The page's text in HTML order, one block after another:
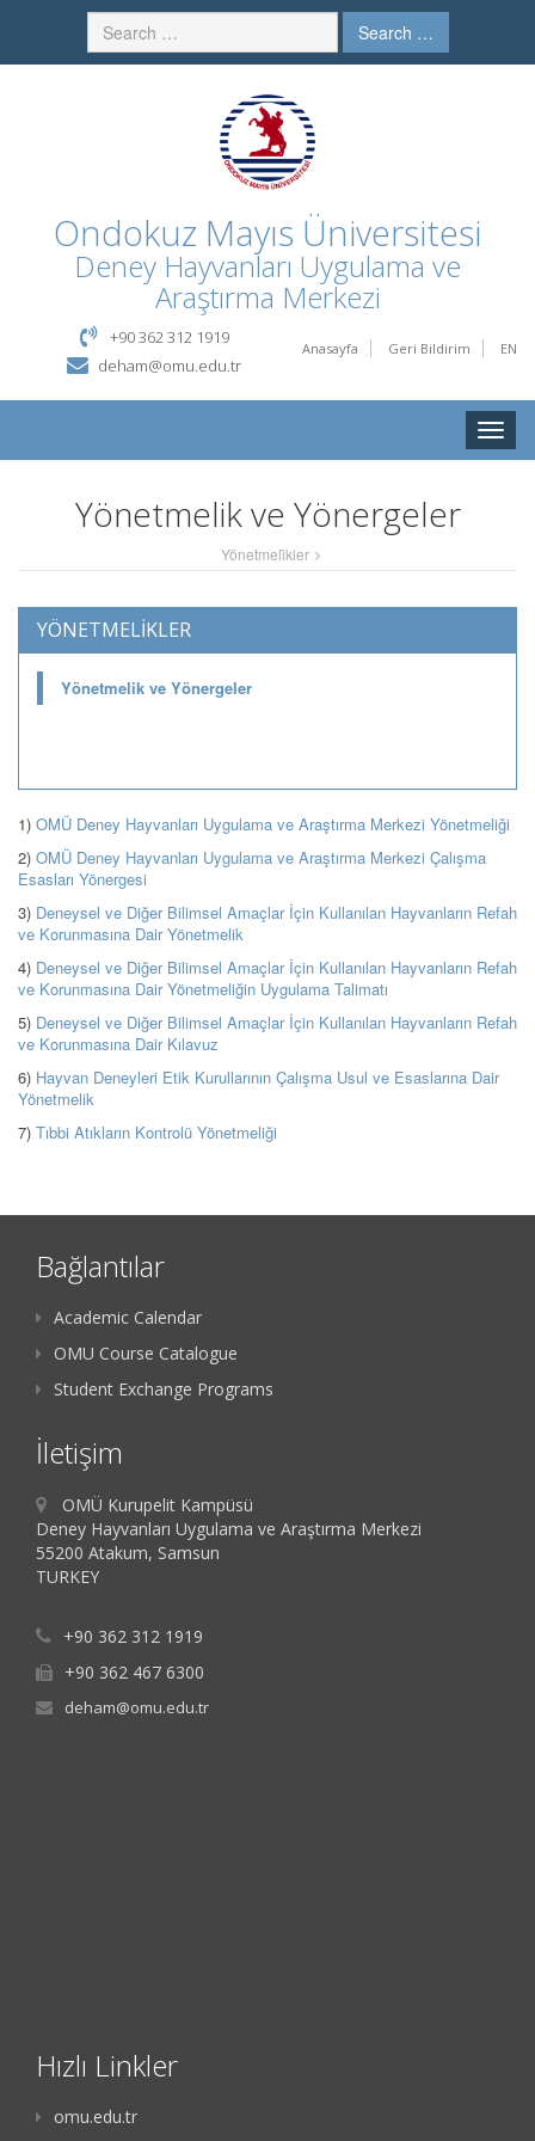
Search …
Ondokuz Mayıs Üniversitesi
Deney Hayvanları Uygulama ve
Araştırma Merkezi
Anasayfa Geri Bildirim EN
+90 362 312 1919
deham@omu.edu.tr
Toggle
Yönetmelik ve Yönergeler
Yönetmeli̇kler
YÖNETMELİKLER
Yönetmelik ve Yönergeler
1) OMÜ Deney Hayvanları Uygulama ve Araştırma Merkezi Yönetmeliği
2) OMÜ Deney Hayvanları Uygulama ve Araştırma Merkezi Çalışma
Esasları Yönergesi
3) Deneysel ve Diğer Bilimsel Amaçlar İçin Kullanılan Hayvanların Refah
ve Korunmasına Dair Yönetmelik
4) Deneysel ve Diğer Bilimsel Amaçlar İçin Kullanılan Hayvanların Refah
ve Korunmasına Dair Yönetmeliğin Uygulama Talimatı
5) Deneysel ve Diğer Bilimsel Amaçlar İçin Kullanılan Hayvanların Refah
ve Korunmasına Dair Kılavuz
6) Hayvan Deneyleri Etik Kurullarının Çalışma Usul ve Esaslarına Dair
Yönetmelik
7) Tıbbi Atıkların Kontrolü Yönetmeliği
Bağlantılar
Academic Calendar
OMU Course Catalogue
Student Exchange Programs
İletişim
OMÜ Kurupelit Kampüsü
Deney Hayvanları Uygulama ve Araştırma Merkezi
55200 Atakum, Samsun
TURKEY
+90 362 312 1919
+90 362 467 6300
deham@omu.edu.tr
Hızlı Linkler
omu.edu.tr